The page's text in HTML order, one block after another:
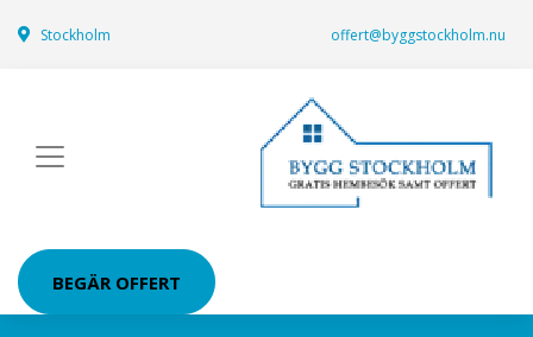
Stockholm offert@byggstockholm.nu
BEGÄR OFFERT